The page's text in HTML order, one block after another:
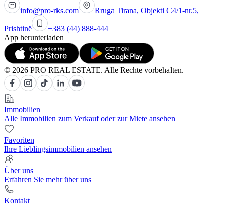
info@pro-rks.com Rruga Tirana, Objekti C4/1-nr.5,
Prishtinë
+383 (44) 888-444
App herunterladen
© 2026 PRO REAL ESTATE. Alle Rechte vorbehalten.
Immobilien
Alle Immobilien zum Verkauf oder zur Miete ansehen
Favoriten
Ihre Lieblingsimmobilien ansehen
Über uns
Erfahren Sie mehr über uns
Kontakt